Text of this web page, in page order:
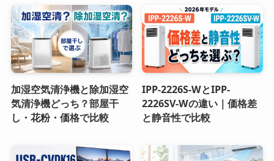
加湿空気清浄機と除加湿空
気清浄機どっち？部屋干
し・花粉・価格で比較
IPP-2226S-WとIPP-
2226SV-Wの違い｜価格差
と静音性で比較